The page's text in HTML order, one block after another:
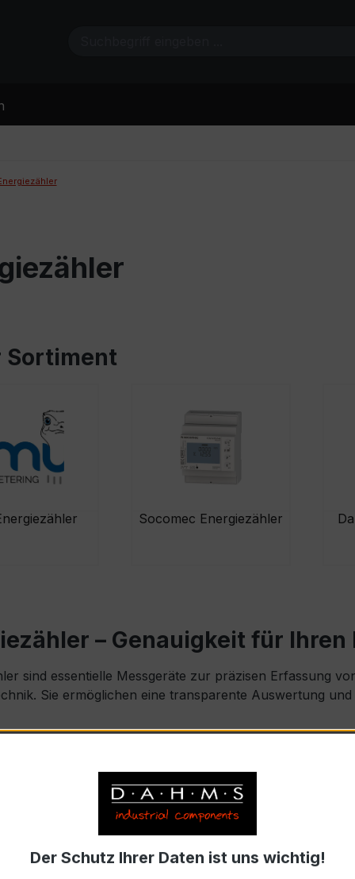
Sortiment
Socomec Energiezähler
– Genauigkeit für
sind essentielle Messgeräte zur präzisen Erfassung
Sie ermöglichen eine transparente Auswertung
Hohe Messgenauigkeit für exakte
Digitale und analoge Zähler mit
Flexibel einsetzbar in verschiedenen
Der Schutz Ihrer Daten ist uns wichtig!